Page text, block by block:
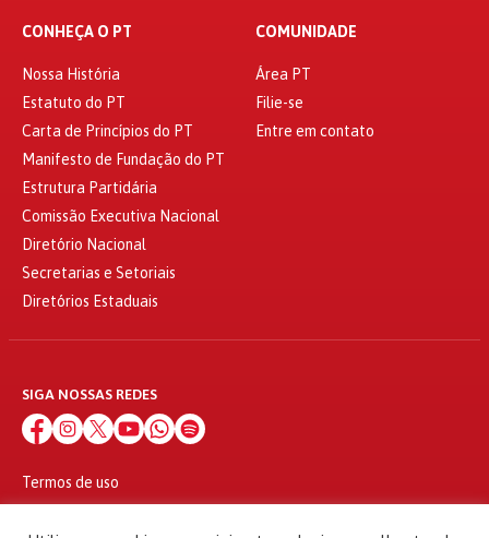
CONHEÇA O PT
Nossa História
Estatuto do PT
Carta de Princípios do PT
Manifesto de Fundação do PT
Estrutura Partidária
Comissão Executiva Nacional
Diretório Nacional
Secretarias e Setoriais
Diretórios Estaduais
COMUNIDADE
Área PT
Filie-se
Entre em contato
SIGA NOSSAS REDES
Termos de uso